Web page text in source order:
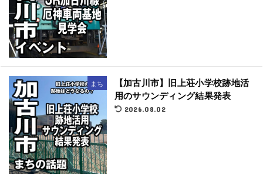
まち
【加古川市】旧上荘小学校跡地活
用のサウンディング結果発表
2026.08.02